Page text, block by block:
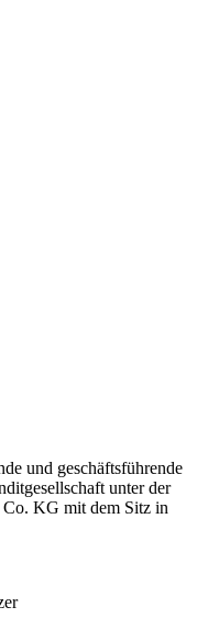
und geschäftsführende
unter der
KG mit dem Sitz in